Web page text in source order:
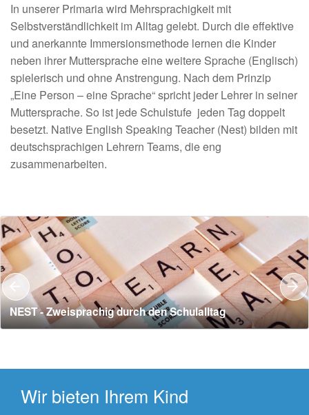
In unserer Primaria wird Mehrsprachigkeit mit
Selbstverständlichkeit im Alltag gelebt. Durch die effektive
und anerkannte Immersionsmethode lernen die Kinder
neben ihrer Muttersprache eine weitere Sprache (Englisch)
spielerisch und ohne Anstrengung. Nach dem Prinzip
„Eine Person – eine Sprache“ spricht jeder Lehrer in seiner
Muttersprache. So ist jede Schulstufe jeden Tag doppelt
besetzt. Native English Speaking Teacher (Nest) bilden mit
deutschsprachigen Lehrern Teams, die eng
zusammenarbeiten.
Previous
NEST - Zweisprachig durch den Schulalltag
Wir bieten Ihrem Kind